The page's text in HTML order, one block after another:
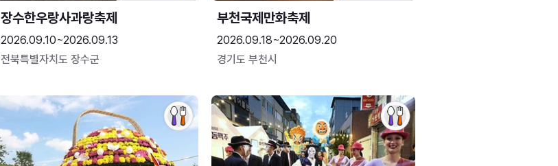
장수한우랑사과랑축제
2026.09.10~2026.09.13
전북특별자치도 장수군
부천국제만화축제
2026.09.18~2026.09.20
경기도 부천시